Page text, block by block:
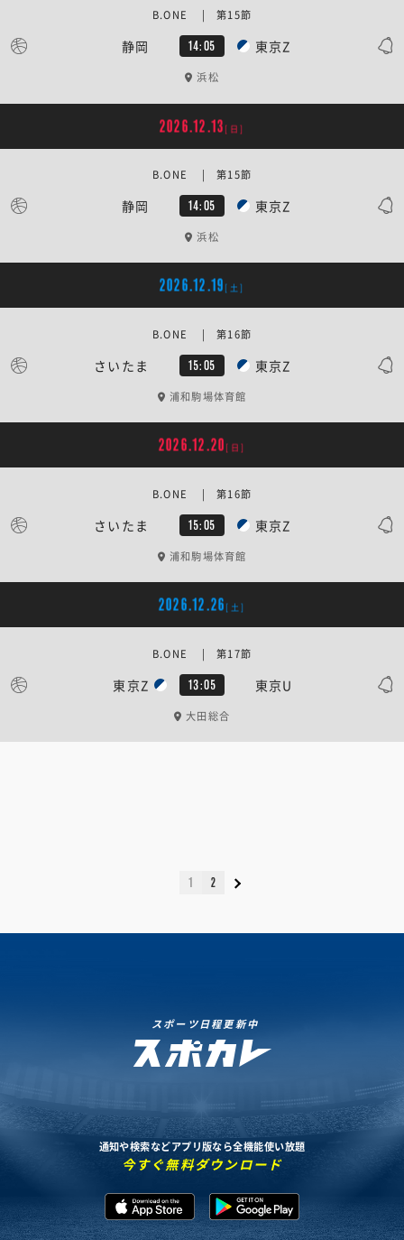
静岡 14:05 東京Z
B.ONE | 第15節
浜松
2026.12.13 [日]
静岡 14:05 東京Z
B.ONE | 第15節
浜松
2026.12.19 [土]
さいたま 15:05 東京Z
B.ONE | 第16節
浦和駒場体育館
2026.12.20 [日]
さいたま 15:05 東京Z
B.ONE | 第16節
浦和駒場体育館
2026.12.26 [土]
東京Z 13:05 東京U
B.ONE | 第17節
大田総合
1 2
スポーツ日程更新中
通知や検索などアプリ版なら全機能使い放題
今すぐ無料ダウンロード